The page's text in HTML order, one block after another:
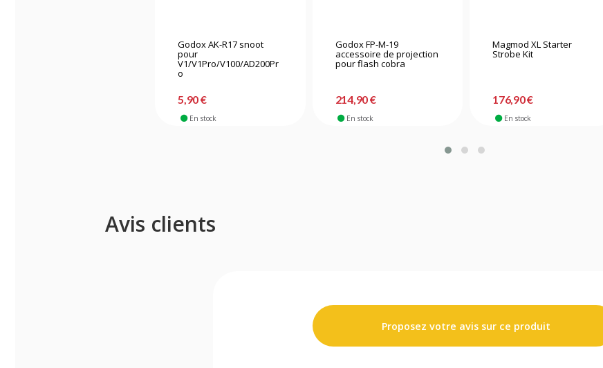
Godox AK-R17 snoot
pour
V1/V1Pro/V100/AD200Pr
o
5,90 €
En stock
Godox FP-M-19
accessoire de projection
pour flash cobra
214,90 €
En stock
Magmod XL Starter
Strobe Kit
176,90 €
En stock
Avis clients
Proposez votre avis sur ce produit